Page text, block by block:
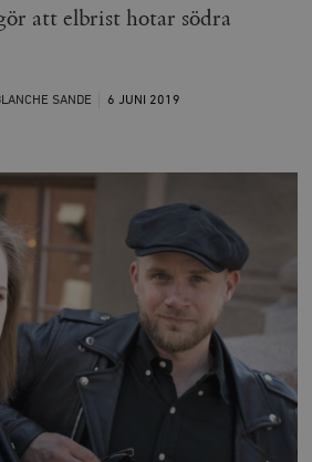
att elbrist hotar södra
SANDE 6 JUNI 2019